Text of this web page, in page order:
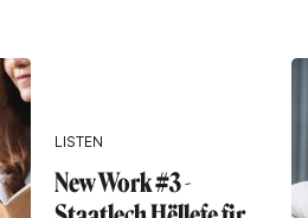
LISTEN
New Work #3 -